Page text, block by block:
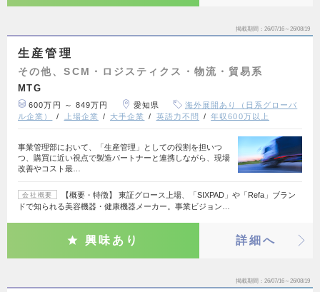
掲載期間 26/07/16～26/08/19
生産管理
その他、SCM・ロジスティクス・物流・貿易系
MTG
600万円 ～ 849万円 愛知県
海外展開あり（日系グローバ
ル企業）
上場企業 大手企業 英語力不問 年収600万以上
事業管理部において、「生産管理」としての役割を担いつ
つ、購買に近い視点で製造パートナーと連携しながら、現場
改善やコスト最…
会社概要
【概要・特徴】 東証グロース上場、「SIXPAD」や「Refa」ブラン
ドで知られる美容機器・健康機器メーカー。事業ビジョン…
興味あり 詳細へ
掲載期間 26/07/16～26/08/19